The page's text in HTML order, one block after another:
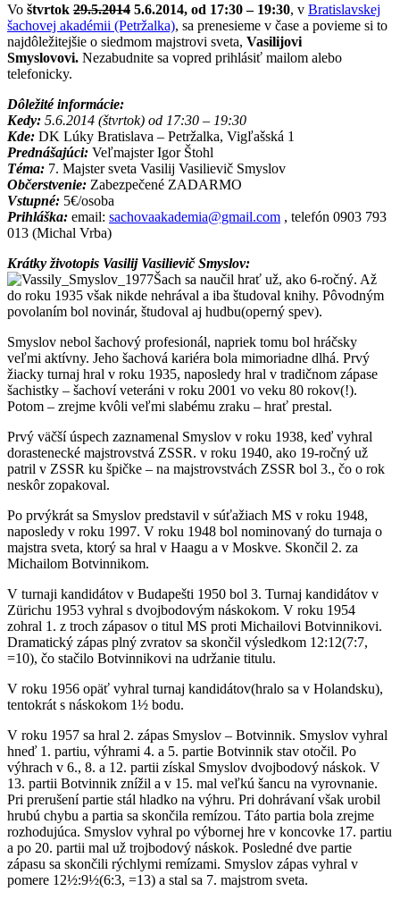
Vo štvrtok 29.5.2014 5.6.2014, od 17:30 – 19:30, v Bratislavskej
šachovej akadémii (Petržalka), sa prenesieme v čase a povieme si to
najdôležitejšie o siedmom majstrovi sveta, Vasilijovi
Smyslovovi. Nezabudnite sa vopred prihlásiť mailom alebo
telefonicky.
Dôležité informácie:
Kedy: 5.6.2014 (štvrtok) od 17:30 – 19:30
Kde: DK Lúky Bratislava – Petržalka, Vigľašská 1
Prednášajúci: Veľmajster Igor Štohl
Téma: 7. Majster sveta Vasilij Vasilievič Smyslov
Občerstvenie: Zabezpečené ZADARMO
Vstupné: 5€/osoba
Prihláška: email: sachovaakademia@gmail.com , telefón 0903 793
013 (Michal Vrba)
Krátky životopis Vasilij Vasilievič Smyslov:
Šach sa naučil hrať už, ako 6-ročný. Až
do roku 1935 však nikde nehrával a iba študoval knihy. Pôvodným
povolaním bol novinár, študoval aj hudbu(operný spev).
Smyslov nebol šachový profesionál, napriek tomu bol hráčsky
veľmi aktívny. Jeho šachová kariéra bola mimoriadne dlhá. Prvý
žiacky turnaj hral v roku 1935, naposledy hral v tradičnom zápase
šachistky – šachoví veteráni v roku 2001 vo veku 80 rokov(!).
Potom – zrejme kvôli veľmi slabému zraku – hrať prestal.
Prvý väčší úspech zaznamenal Smyslov v roku 1938, keď vyhral
dorastenecké majstrovstvá ZSSR. v roku 1940, ako 19-ročný už
patril v ZSSR ku špičke – na majstrovstvách ZSSR bol 3., čo o rok
neskôr zopakoval.
Po prvýkrát sa Smyslov predstavil v súťažiach MS v roku 1948,
naposledy v roku 1997. V roku 1948 bol nominovaný do turnaja o
majstra sveta, ktorý sa hral v Haagu a v Moskve. Skončil 2. za
Michailom Botvinnikom.
V turnaji kandidátov v Budapešti 1950 bol 3. Turnaj kandidátov v
Zürichu 1953 vyhral s dvojbodovým náskokom. V roku 1954
zohral 1. z troch zápasov o titul MS proti Michailovi Botvinnikovi.
Dramatický zápas plný zvratov sa skončil výsledkom 12:12(7:7,
=10), čo stačilo Botvinnikovi na udržanie titulu.
V roku 1956 opäť vyhral turnaj kandidátov(hralo sa v Holandsku),
tentokrát s náskokom 1½ bodu.
V roku 1957 sa hral 2. zápas Smyslov – Botvinnik. Smyslov vyhral
hneď 1. partiu, výhrami 4. a 5. partie Botvinnik stav otočil. Po
výhrach v 6., 8. a 12. partii získal Smyslov dvojbodový náskok. V
13. partii Botvinnik znížil a v 15. mal veľkú šancu na vyrovnanie.
Pri prerušení partie stál hladko na výhru. Pri dohrávaní však urobil
hrubú chybu a partia sa skončila remízou. Táto partia bola zrejme
rozhodujúca. Smyslov vyhral po výbornej hre v koncovke 17. partiu
a po 20. partii mal už trojbodový náskok. Posledné dve partie
zápasu sa skončili rýchlymi remízami. Smyslov zápas vyhral v
pomere 12½:9½(6:3, =13) a stal sa 7. majstrom sveta.